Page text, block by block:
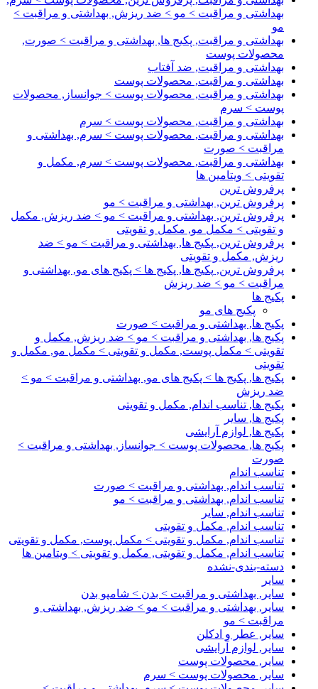
بهداشتی و مراقبت > مو > ضد ریزش, بهداشتی و مراقبت >
مو
بهداشتی و مراقبت, پکیج ها, بهداشتی و مراقبت > صورت,
محصولات پوست
بهداشتی و مراقبت, ضد آفتاب
بهداشتی و مراقبت, محصولات پوست
بهداشتی و مراقبت, محصولات پوست > جوانساز, محصولات
پوست > سرم
بهداشتی و مراقبت, محصولات پوست > سرم
بهداشتی و مراقبت, محصولات پوست > سرم, بهداشتی و
مراقبت > صورت
بهداشتی و مراقبت, محصولات پوست > سرم, مکمل و
تقویتی > ویتامین ها
پرفروش ترین
پرفروش ترین, بهداشتی و مراقبت > مو
پرفروش ترین, بهداشتی و مراقبت > مو > ضد ریزش, مکمل
و تقویتی > مکمل مو, مکمل و تقویتی
پرفروش ترین, پکیج ها, بهداشتی و مراقبت > مو > ضد
ریزش, مکمل و تقویتی
پرفروش ترین, پکیج ها, پکیج ها > پکیج های مو, بهداشتی و
مراقبت > مو > ضد ریزش
پکیج ها
پکیج های مو
پکیج ها, بهداشتی و مراقبت > صورت
پکیج ها, بهداشتی و مراقبت > مو > ضد ریزش, مکمل و
تقویتی > مکمل پوست, مکمل و تقویتی > مکمل مو, مکمل و
تقویتی
پکیج ها, پکیج ها > پکیج های مو, بهداشتی و مراقبت > مو >
ضد ریزش
پکیج ها, تناسب اندام, مکمل و تقویتی
پکیج ها, سایر
پکیج ها, لوازم آرایشی
پکیج ها, محصولات پوست > جوانساز, بهداشتی و مراقبت >
صورت
تناسب اندام
تناسب اندام, بهداشتی و مراقبت > صورت
تناسب اندام, بهداشتی و مراقبت > مو
تناسب اندام, سایر
تناسب اندام, مکمل و تقویتی
تناسب اندام, مکمل و تقویتی > مکمل پوست, مکمل و تقویتی
تناسب اندام, مکمل و تقویتی, مکمل و تقویتی > ویتامین ها
دسته-بندی-نشده
سایر
سایر, بهداشتی و مراقبت > بدن > شامپو بدن
سایر, بهداشتی و مراقبت > مو > ضد ریزش, بهداشتی و
مراقبت > مو
سایر, عطر و ادکلن
سایر, لوازم آرایشی
سایر, محصولات پوست
سایر, محصولات پوست > سرم